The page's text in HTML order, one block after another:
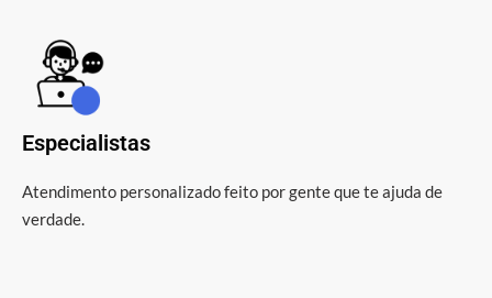
Especialistas
Atendimento personalizado feito por gente que te ajuda de
verdade.